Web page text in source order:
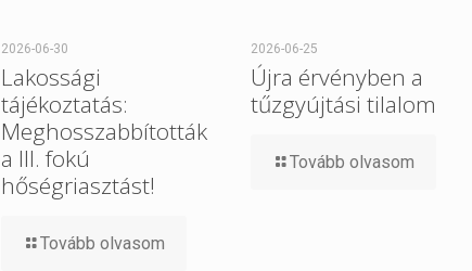
2026-06-30
Lakossági
tájékoztatás:
Meghosszabbították
a III. fokú
hőségriasztást!
Tovább olvasom
2026-06-25
Újra érvényben a
tűzgyújtási tilalom
Tovább olvasom